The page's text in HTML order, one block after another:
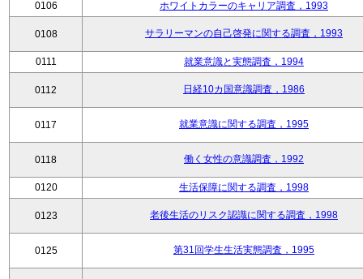
0106
ホワイトカラーのキャリア調査，1993
0108 サラリーマンの自己啓発に関する調査，1993
0111 就業意識と実態調査，1994
0112 日経10カ国意識調査，1986
0117 就業意識に関する調査，1995
0118 働く女性の意識調査，1992
0120 生活保障に関する調査，1998
0123 老後生活のリスク認識に関する調査，1998
0125 第31回学生生活実態調査，1995